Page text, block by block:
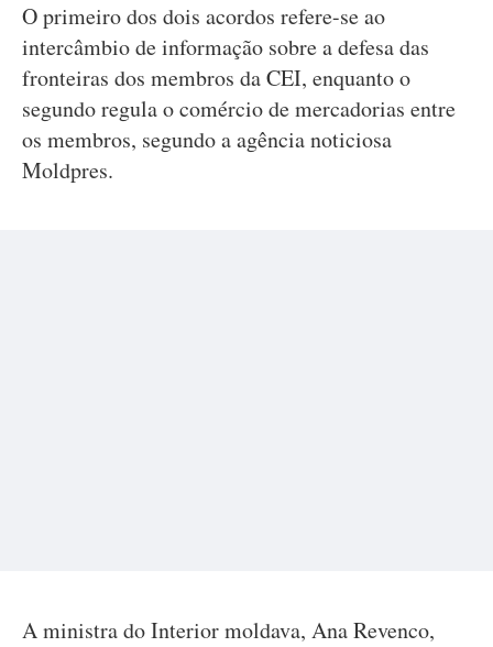
O primeiro dos dois acordos refere-se ao
intercâmbio de informação sobre a defesa das
fronteiras dos membros da CEI, enquanto o
segundo regula o comércio de mercadorias entre
os membros, segundo a agência noticiosa
Moldpres.
A ministra do Interior moldava, Ana Revenco,